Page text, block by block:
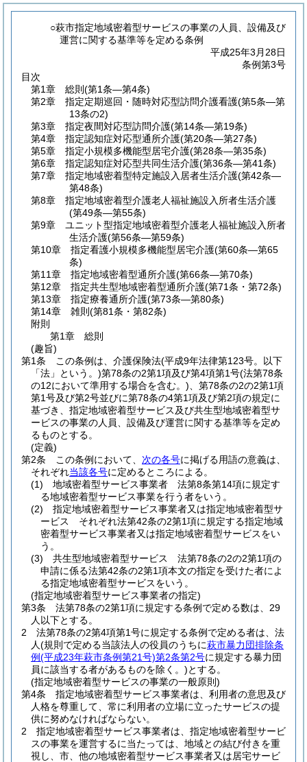
○萩市指定地域密着型サービスの事業の人員、設備及び
運営に関する基準等を定める条例
平成25年3月28日
条例第3号
目次
第1章
総則 (第1条―第4条)
第2章
指定定期巡回・随時対応型訪問介護看護(第5条―第
13条の2)
第3章
指定夜間対応型訪問介護(第14条―第19条)
第4章
指定認知症対応型通所介護(第20条―第27条)
第5章
指定小規模多機能型居宅介護(第28条―第35条)
第6章
指定認知症対応型共同生活介護(第36条―第41条)
第7章
指定地域密着型特定施設入居者生活介護(第42条―
第48条)
第8章
指定地域密着型介護老人福祉施設入所者生活介護
(第49条―第55条)
第9章
ユニット型指定地域密着型介護老人福祉施設入所者
生活介護(第56条―第59条)
第10章
指定看護小規模多機能型居宅介護(第60条―第65
条)
第11章
指定地域密着型通所介護(第66条―第70条)
第12章
指定共生型地域密着型通所介護(第71条・第72条)
第13章
指定療養通所介護(第73条―第80条)
第14章
雑則 (第81条・第82条)
附則
第1章
総則
(趣旨)
第1条
この条例は、介護保険法(平成9年法律第123号。以下
「法」という。)第78条の2第1項及び第4項第1号(法第78条
の12において準用する場合を含む。) 、第78条の2の2第1項
第1号及び第2号並びに第78条の4第1項及び第2項の規定に
基づき、指定地域密着型サービス及び共生型地域密着型サ
ービスの事業の人員、設備及び運営に関する基準等を定め
るものとする。
(定義)
第2条
この条例において、 次の各号に掲げる用語の意義は、
それぞれ当該各号に定めるところによる。
(1)
地域密着型サービス事業者 法第8条第14項に規定す
る地域密着型サービス事業を行う者をいう。
(2)
指定地域密着型サービス事業者又は指定地域密着型サ
ービス それぞれ法第42条の2第1項に規定する指定地域
密着型サービス事業者又は指定地域密着型サービスをい
う。
(3)
共生型地域密着型サービス 法第78条の2の2第1項の
申請に係る法第42条の2第1項本文の指定を受けた者によ
る指定地域密着型サービスをいう。
(指定地域密着型サービス事業者の指定)
第3条
法第78条の2第1項に規定する条例で定める数は、29
人以下とする。
2
法第78条の2第4項第1号に規定する条例で定める者は、法
人(規則で定める当該法人の役員のうちに萩市暴力団排除条
例(平成23年萩市条例第21号)第2条第2号に規定する暴力団
員に該当する者があるものを除く。)とする。
(指定地域密着型サービスの事業の一般原則)
第4条
指定地域密着型サービス事業者は、利用者の意思及び
人格を尊重して、常に利用者の立場に立ったサービスの提
供に努めなければならない。
2
指定地域密着型サービス事業者は、指定地域密着型サービ
スの事業を運営するに当たっては、地域との結び付きを重
視し、市、他の地域密着型サービス事業者又は居宅サービ